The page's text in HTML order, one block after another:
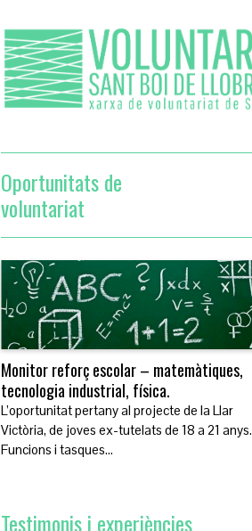
Oportunitats de
voluntariat
Monitor reforç escolar – matemàtiques,
tecnologia industrial, física.
L’oportunitat pertany al projecte de la Llar
Victòria, de joves ex-tutelats de 18 a 21 anys.
Funcions i tasques…
Testimonis i experiències